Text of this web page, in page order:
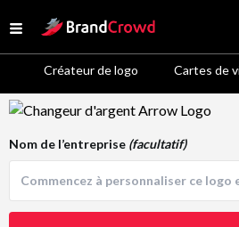
Open menu
Site Logo
Créateur de logo Cartes de
Logo Template Preview
Nom de l’entreprise (facultatif)